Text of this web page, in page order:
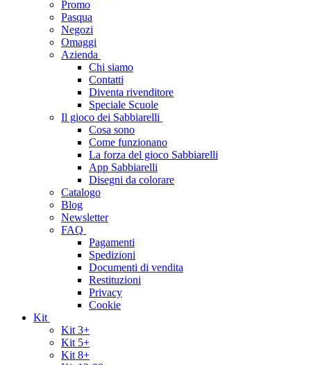
Promo
Pasqua
Negozi
Omaggi
Azienda
Chi siamo
Contatti
Diventa rivenditore
Speciale Scuole
Il gioco dei Sabbiarelli
Cosa sono
Come funzionano
La forza del gioco Sabbiarelli
App Sabbiarelli
Disegni da colorare
Catalogo
Blog
Newsletter
FAQ
Pagamenti
Spedizioni
Documenti di vendita
Restituzioni
Privacy
Cookie
Kit
Kit 3+
Kit 5+
Kit 8+